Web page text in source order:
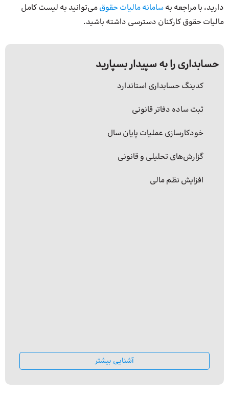
دارید، با مراجعه بهسامانه مالیات حقوقمی‌توانید به لیست کامل
مالیات حقوق کارکنان دسترسی داشته باشید.
حسابداری را به سپیدار بسپارید
کدینگ حسابداری استاندارد
ثبت ساده دفاتر قانونی
خودکارسازی عملیات پایان سال
گزارش‌های تحلیلی و قانونی
افزایش نظم مالی
آشنایی بیشتر